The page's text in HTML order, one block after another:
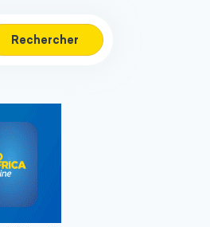
Rechercher